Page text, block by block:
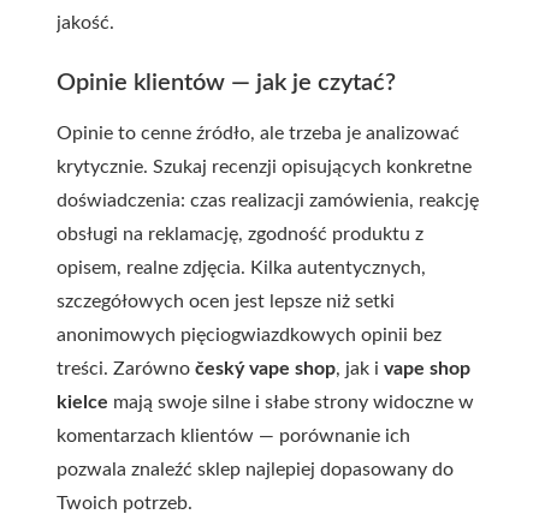
jakość.
Opinie klientów — jak je czytać?
Opinie to cenne źródło, ale trzeba je analizować
krytycznie. Szukaj recenzji opisujących konkretne
doświadczenia: czas realizacji zamówienia, reakcję
obsługi na reklamację, zgodność produktu z
opisem, realne zdjęcia. Kilka autentycznych,
szczegółowych ocen jest lepsze niż setki
anonimowych pięciogwiazdkowych opinii bez
treści. Zarówno český vape shop, jak i vape shop
kielce mają swoje silne i słabe strony widoczne w
komentarzach klientów — porównanie ich
pozwala znaleźć sklep najlepiej dopasowany do
Twoich potrzeb.